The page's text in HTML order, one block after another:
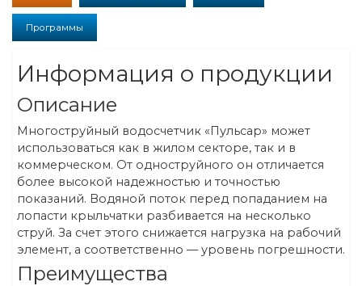
Программы
Информация о продукции
Описание
Многоструйный водосчетчик «Пульсар» может
использоваться как в жилом секторе, так и в
коммерческом. От одноструйного он отличается
более высокой надежностью и точностью
показаний. Водяной поток перед попаданием на
лопасти крыльчатки разбивается на несколько
струй. За счет этого снижается нагрузка на рабочий
элемент, а соответственно — уровень погрешности.
Преимущества